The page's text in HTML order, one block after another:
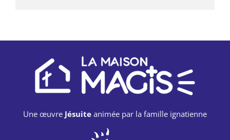
Une œuvre Jésuite animée par la famille ignatienne